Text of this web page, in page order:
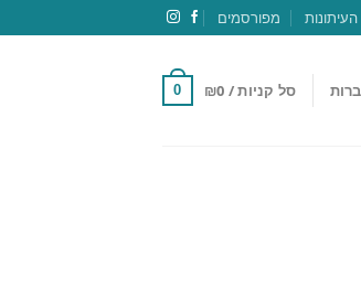
העיתונות מפורסמים
סל קניות / ₪0
0